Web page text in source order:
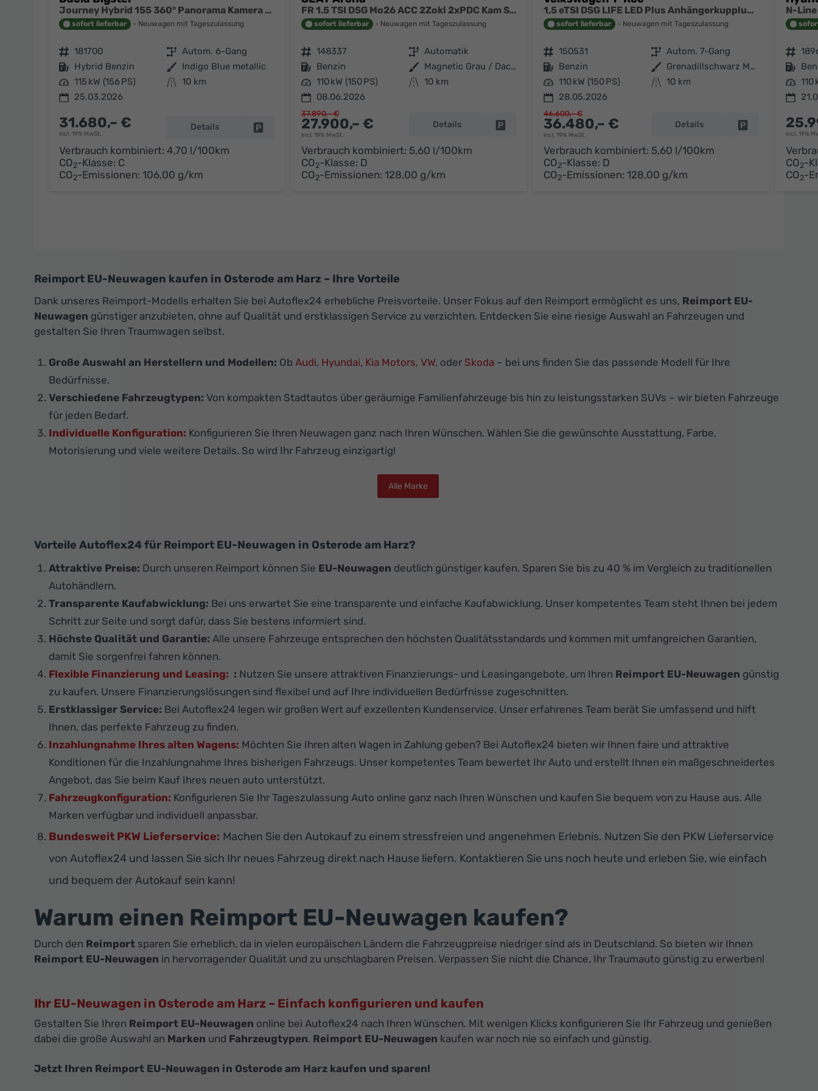
Journey Hybrid 155 360° Panorama Kamera el.Heckklappe Tote Winkel Navi el Heckklappe 2 x Einparkhilfe 19 Zoll Felgen
sofort lieferbar Neuwagen mit Tageszulassung
Fahrzeugnr. 181700 Getriebe Autom. 6-Gang
Kraftstoff Hybrid Benzin Außenfarbe Indigo Blue metallic
Leistung 115 kW (156 PS) Kilometerstand 10 km
25.03.2026
31.680,– €
incl. 19% MwSt.
Details Fahrzeug parken
Verbrauch kombiniert: 4,70 l/100km
CO2-Klasse: C
CO2-Emissionen: 106,00 g/km
FR 1.5 TSI DSG Mo26 ACC 2Zokl 2xPDC Kam SHZ Full Link
sofort lieferbar Neuwagen mit Tageszulassung
Fahrzeugnr. 148337 Getriebe Automatik
Kraftstoff Benzin Außenfarbe
Magnetic Grau / Dach Schwarz
Leistung 110 kW (150 PS) Kilometerstand 10 km
08.06.2026
27.900,– €
incl. 19% MwSt.
37.890,– €
Details Fahrzeug parken
Verbrauch kombiniert: 5,60 l/100km
CO2-Klasse: D
CO2-Emissionen: 128,00 g/km
1,5 eTSI DSG LIFE LED Plus Anhängerkupplung Navigation Digital Pro Sitzheizung beheiztes Lenkrad 17 Zoll Alu 5J Garantie
sofort lieferbar Neuwagen mit Tageszulassung
Fahrzeugnr. 150531 Getriebe Autom. 7-Gang
Kraftstoff Benzin Außenfarbe
Grenadillschwarz Metallic
Leistung 110 kW (150 PS) Kilometerstand 10 km
28.05.2026
36.480,– €
incl. 19% MwSt.
46.600,– €
Details Fahrzeug parken
Verbrauch kombiniert: 5,60 l/100km
CO2-Klasse: D
CO2-Emissionen: 128,00 g/km
Fahrzeugnr.
Kraftstoff
Leistung 110
incl. 19%
CO2-
CO2-
Reimport EU-Neuwagen kaufen in Osterode am Harz – Ihre Vorteile
Dank unseres Reimport-Modells erhalten Sie bei Autoflex24 erhebliche Preisvorteile. Unser Fokus auf den Reimport ermöglicht es uns, Reimport EU-
Neuwagen günstiger anzubieten, ohne auf Qualität und erstklassigen Service zu verzichten. Entdecken Sie eine riesige Auswahl an Fahrzeugen und
gestalten Sie Ihren Traumwagen selbst.
Große Auswahl an Herstellern und Modellen: Ob Audi, Hyundai, Kia Motors, VW, oder Skoda – bei uns finden Sie das passende Modell für Ihre
Bedürfnisse.
Verschiedene Fahrzeugtypen: Von kompakten Stadtautos über geräumige Familienfahrzeuge bis hin zu leistungsstarken SUVs – wir bieten Fahrzeuge
für jeden Bedarf.
Individuelle Konfiguration: Konfigurieren Sie Ihren Neuwagen ganz nach Ihren Wünschen. Wählen Sie die gewünschte Ausstattung, Farbe,
Motorisierung und viele weitere Details. So wird Ihr Fahrzeug einzigartig!
Alle Marke
Vorteile Autoflex24 für Reimport EU-Neuwagen in Osterode am Harz?
Attraktive Preise: Durch unseren Reimport können Sie EU-Neuwagen deutlich günstiger kaufen. Sparen Sie bis zu 40 % im Vergleich zu traditionellen
Autohändlern.
Transparente Kaufabwicklung: Bei uns erwartet Sie eine transparente und einfache Kaufabwicklung. Unser kompetentes Team steht Ihnen bei jedem
Schritt zur Seite und sorgt dafür, dass Sie bestens informiert sind.
Höchste Qualität und Garantie: Alle unsere Fahrzeuge entsprechen den höchsten Qualitätsstandards und kommen mit umfangreichen Garantien,
damit Sie sorgenfrei fahren können.
Flexible Finanzierung und Leasing: : Nutzen Sie unsere attraktiven Finanzierungs- und Leasingangebote, um Ihren Reimport EU-Neuwagen günstig
zu kaufen. Unsere Finanzierungslösungen sind flexibel und auf Ihre individuellen Bedürfnisse zugeschnitten.
Erstklassiger Service: Bei Autoflex24 legen wir großen Wert auf exzellenten Kundenservice. Unser erfahrenes Team berät Sie umfassend und hilft
Ihnen, das perfekte Fahrzeug zu finden.
Inzahlungnahme Ihres alten Wagens: Möchten Sie Ihren alten Wagen in Zahlung geben? Bei Autoflex24 bieten wir Ihnen faire und attraktive
Konditionen für die Inzahlungnahme Ihres bisherigen Fahrzeugs. Unser kompetentes Team bewertet Ihr Auto und erstellt Ihnen ein maßgeschneidertes
Angebot, das Sie beim Kauf Ihres neuen auto unterstützt.
Fahrzeugkonfiguration: Konfigurieren Sie Ihr Tageszulassung Auto online ganz nach Ihren Wünschen und kaufen Sie bequem von zu Hause aus. Alle
Marken verfügbar und individuell anpassbar.
Bundesweit PKW Lieferservice: Machen Sie den Autokauf zu einem stressfreien und angenehmen Erlebnis. Nutzen Sie den PKW Lieferservice
von Autoflex24 und lassen Sie sich Ihr neues Fahrzeug direkt nach Hause liefern. Kontaktieren Sie uns noch heute und erleben Sie, wie einfach
und bequem der Autokauf sein kann!
Warum einen Reimport EU-Neuwagen kaufen?
Durch den Reimport sparen Sie erheblich, da in vielen europäischen Ländern die Fahrzeugpreise niedriger sind als in Deutschland. So bieten wir Ihnen
Reimport EU-Neuwagen in hervorragender Qualität und zu unschlagbaren Preisen. Verpassen Sie nicht die Chance, Ihr Traumauto günstig zu erwerben!
Ihr EU-Neuwagen in Osterode am Harz – Einfach konfigurieren und kaufen
Gestalten Sie Ihren Reimport EU-Neuwagen online bei Autoflex24 nach Ihren Wünschen. Mit wenigen Klicks konfigurieren Sie Ihr Fahrzeug und genießen
dabei die große Auswahl an Marken und Fahrzeugtypen. Reimport EU-Neuwagen kaufen war noch nie so einfach und günstig.
Jetzt Ihren Reimport EU-Neuwagen in Osterode am Harz kaufen und sparen!